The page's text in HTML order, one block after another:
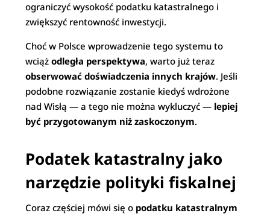
ograniczyć wysokość podatku katastralnego i
zwiększyć rentowność inwestycji.
Choć w Polsce wprowadzenie tego systemu to
wciążodległa perspektywa, warto już teraz
obserwować doświadczenia innych krajów. Jeśli
podobne rozwiązanie zostanie kiedyś wdrożone
nad Wisłą — a tego nie można wykluczyć — lepiej
być przygotowanym niż zaskoczonym.
Podatek katastralny jako
narzędzie polityki fiskalnej
Coraz częściej mówi się o podatku katastralnym